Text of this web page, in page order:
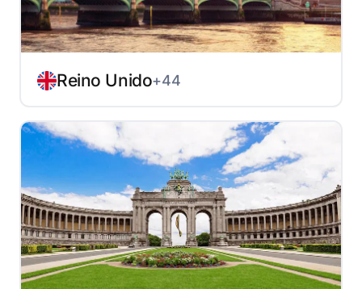
Reino Unido+44